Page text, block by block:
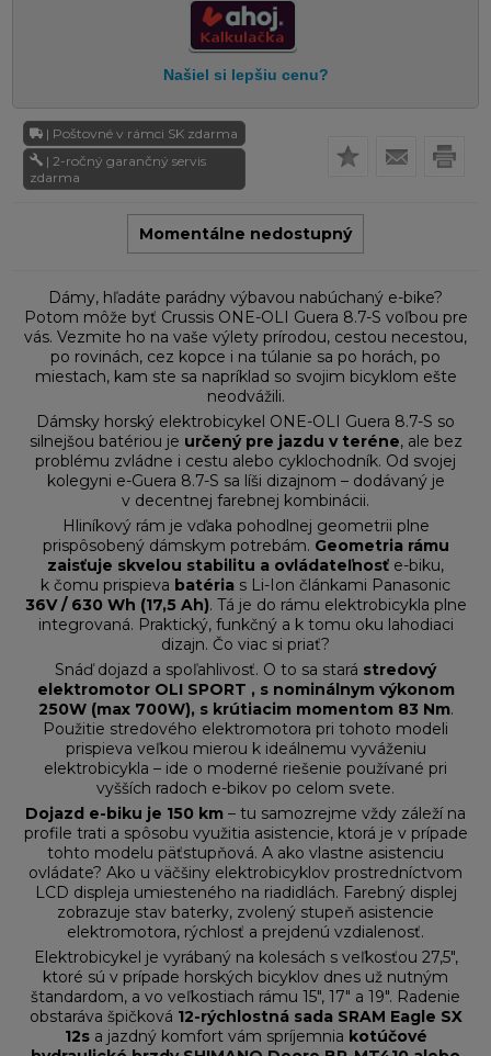
| Poštovné v rámci SK zdarma
| 2-ročný garančný servis
zdarma
Momentálne nedostupný
Dámy, hľadáte parádny výbavou nabúchaný e-bike?
Potom môže byť Crussis ONE-OLI Guera 8.7-S voľbou pre
vás. Vezmite ho na vaše výlety prírodou, cestou necestou,
po rovinách, cez kopce i na túlanie sa po horách, po
miestach, kam ste sa napríklad so svojim bicyklom ešte
neodvážili.
Dámsky horský elektrobicykel ONE-OLI Guera 8.7-S so
silnejšou batériou je určený pre jazdu v teréne, ale bez
problému zvládne i cestu alebo cyklochodník. Od svojej
kolegyni e-Guera 8.7-S sa líši dizajnom – dodávaný je
v decentnej farebnej kombinácii.
Hliníkový rám je vďaka pohodlnej geometrii plne
prispôsobený dámskym potrebám. Geometria rámu
zaisťuje skvelou stabilitu a ovládateľnosť e-biku,
k čomu prispieva batéria s Li-Ion článkami Panasonic
36V / 630 Wh (17,5 Ah). Tá je do rámu elektrobicykla plne
integrovaná. Praktický, funkčný a k tomu oku lahodiaci
dizajn. Čo viac si priať?
Snáď dojazd a spoľahlivosť. O to sa stará stredový
elektromotor OLI SPORT , s nominálnym výkonom
250W (max 700W), s krútiacim momentom 83 Nm.
Použitie stredového elektromotora pri tohoto modeli
prispieva veľkou mierou k ideálnemu vyváženiu
elektrobicykla – ide o moderné riešenie používané pri
vyšších radoch e-bikov po celom svete.
Dojazd e-biku je 150 km – tu samozrejme vždy záleží na
profile trati a spôsobu využitia asistencie, ktorá je v prípade
tohto modelu päťstupňová. A ako vlastne asistenciu
ovládate? Ako u väčšiny elektrobicyklov prostredníctvom
LCD displeja umiesteného na riadidlách. Farebný displej
zobrazuje stav baterky, zvolený stupeň asistencie
elektromotora, rýchlosť a prejdenú vzdialenosť.
Elektrobicykel je vyrábaný na kolesách s veľkosťou 27,5",
ktoré sú v prípade horských bicyklov dnes už nutným
štandardom, a vo veľkostiach rámu 15", 17" a 19". Radenie
obstaráva špičková 12-rýchlostná sada SRAM Eagle SX
12sa jazdný komfort vám spríjemnia kotúčové